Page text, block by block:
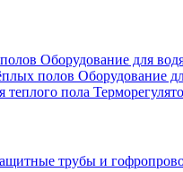
Оборудование для
Оборудование
трубы и